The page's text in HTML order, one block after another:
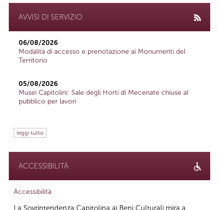
AVVISI DI SERVIZIO
06/08/2026
Modalità di accesso e prenotazione ai Monumenti del
Territorio
05/08/2026
Musei Capitolini: Sale degli Horti di Mecenate chiuse al
pubblico per lavori
leggi tutto
ACCESSIBILITÀ
Accessibilità
La Sovrintendenza Capitolina ai Beni Culturali mira a